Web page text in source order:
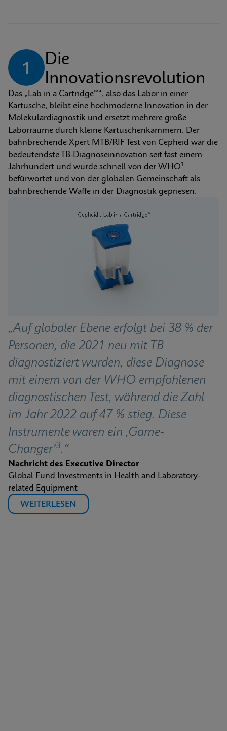
1
Die
Innovationsrevolution
Das „Lab in a Cartridge™“, also das Labor in einer
Kartusche, bleibt eine hochmoderne Innovation in der
Molekulardiagnostik und ersetzt mehrere große
Laborräume durch kleine Kartuschenkammern. Der
bahnbrechende Xpert MTB/RIF Test von Cepheid war die
bedeutendste TB-Diagnoseinnovation seit fast einem
Jahrhundert und wurde schnell von der WHO1
befürwortet und von der globalen Gemeinschaft als
bahnbrechende Waffe in der Diagnostik gepriesen.
„Auf globaler Ebene erfolgt bei 38 % der
Personen, die 2021 neu mit TB
diagnostiziert wurden, diese Diagnose
mit einem von der WHO empfohlenen
diagnostischen Test, während die Zahl
im Jahr 2022 auf 47 % stieg. Diese
Instrumente waren ein ,Game-
Changer’3.“
Nachricht des Executive Director
Global Fund Investments in Health and Laboratory-
related Equipment
WEITERLESEN